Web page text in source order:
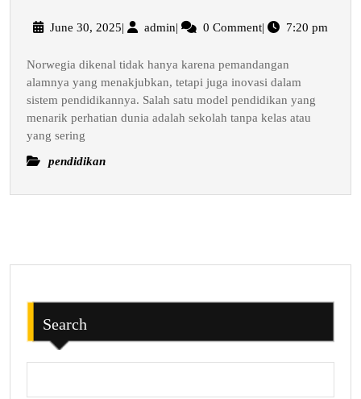
Kelas:
Sistem
Pendidikan
Alam
di
June 30, 2025June
2025
| adminadmin
| 0 Comment| 7:20 pm
Norwegia dikenal tidak hanya karena pemandangan
alamnya yang menakjubkan, tetapi juga inovasi dalam
sistem pendidikannya. Salah satu model pendidikan yang
menarik perhatian dunia adalah sekolah tanpa kelas atau
yang sering
pendidikan
Search